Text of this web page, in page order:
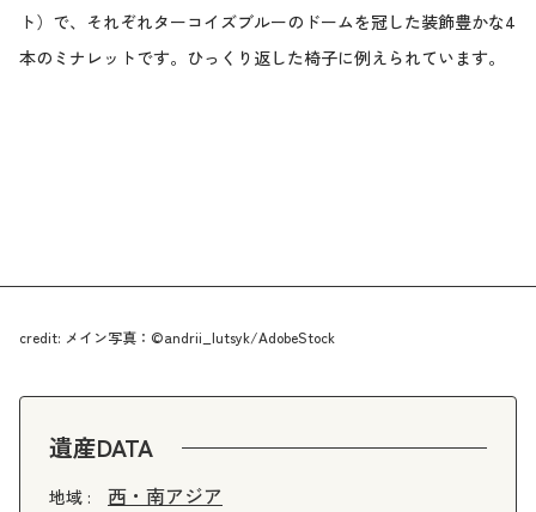
ト）で、それぞれターコイズブルーのドームを冠した装飾豊かな4
本のミナレットです。ひっくり返した椅子に例えられています。
credit: メイン写真：©andrii_lutsyk/AdobeStock
遺産DATA
地域 : 西・南アジア